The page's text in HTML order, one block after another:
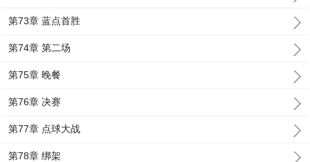
第73章 蓝点首胜
第74章 第二场
第75章 晚餐
第76章 决赛
第77章 点球大战
第78章 绑架